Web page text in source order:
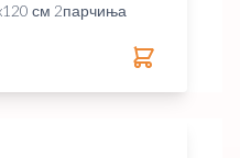
см 2парчиња